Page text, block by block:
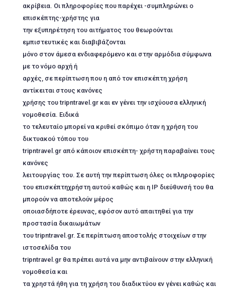
ακρίβεια. Οι πληροφορίες που παρέχει -συμπληρώνει ο
επισκέπτης-χρήστης για
την εξυπηρέτηση του αιτήματος του θεωρούνται
εμπιστευτικές και διαβιβάζονται
μόνο στον άμεσα ενδιαφερόμενο και στην αρμόδια σύμφωνα
με το νόμο αρχή ή
αρχές, σε περίπτωση που η από τον επισκέπτη χρήση
αντίκειται στους κανόνες
χρήσης του tripntravel.gr και εν γένει την ισχύουσα ελληνική
νομοθεσία. Ειδικά
το τελευταίο μπορεί να κριθεί σκόπιμο όταν η χρήση του
δικτυακού τόπου του
tripntravel.gr από κάποιον επισκέπτη- χρήστη παραβαίνει τους
κανόνες
λειτουργίας του. Σε αυτή την περίπτωση όλες οι πληροφορίες
του επισκέπτηχρήστη αυτού καθώς και η ΙΡ διεύθυνσή του θα
μπορούν να αποτελούν μέρος
οποιασδήποτε έρευνας, εφόσον αυτό απαιτηθεί για την
προστασία δικαιωμάτων
του tripntravel.gr. Σε περίπτωση αποστολής στοιχείων στην
ιστοσελίδα του
tripntravel.gr θα πρέπει αυτά να μην αντιβαίνουν στην ελληνική
νομοθεσία και
τα χρηστά ήθη για τη χρήση του διαδικτύου εν γένει καθώς και